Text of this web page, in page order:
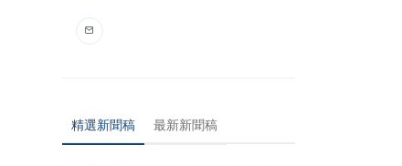
精選新聞稿 最新新聞稿